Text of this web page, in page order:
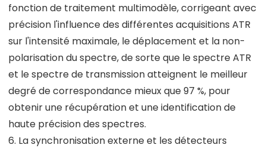
fonction de traitement multimodèle, corrigeant avec
précision l'influence des différentes acquisitions ATR
sur l'intensité maximale, le déplacement et la non-
polarisation du spectre, de sorte que le spectre ATR
et le spectre de transmission atteignent le meilleur
degré de correspondance mieux que 97 %, pour
obtenir une récupération et une identification de
haute précision des spectres.
6. La synchronisation externe et les détecteurs